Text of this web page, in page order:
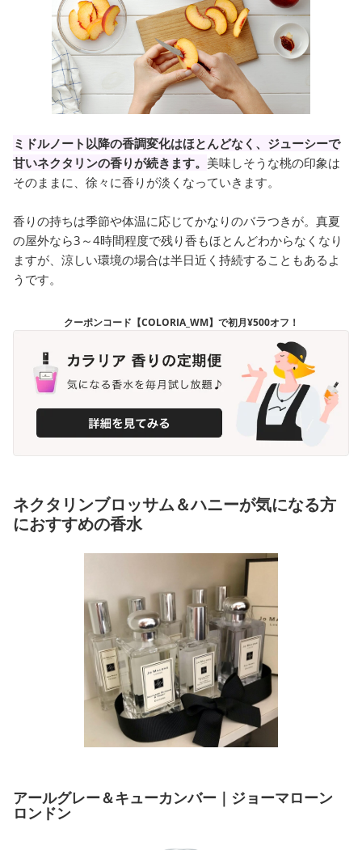
ミドルノート以降の香調変化はほとんどなく、ジューシーで
甘いネクタリンの香りが続きます。 美味しそうな桃の印象は
そのままに、徐々に香りが淡くなっていきます。
香りの持ちは季節や体温に応じてかなりのバラつきが。真夏
の屋外なら3～4時間程度で残り香もほとんどわからなくなり
ますが、涼しい環境の場合は半日近く持続することもあるよ
うです。
クーポンコード【COLORIA_WM】で初月¥500オフ！
ネクタリンブロッサム＆ハニーが気になる方
におすすめの香水
アールグレー＆キューカンバー｜ジョーマローン
ロンドン